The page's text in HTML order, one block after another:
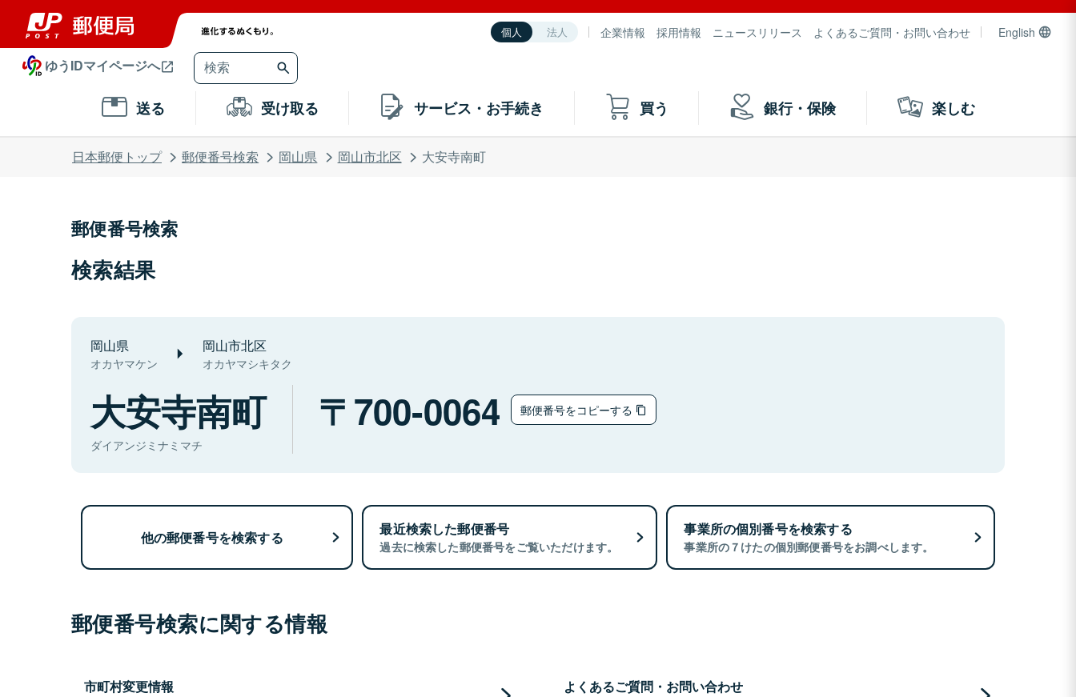
個人 法人 企業情報 採用情報 ニュースリリース よくあるご質問・お問い合わせ English
ゆうIDマイページへ
送る 受け取る サービス・お手続き 買う 銀行・保険 楽しむ
日本郵便トップ 郵便番号検索 岡山県 岡山市北区 大安寺南町
郵便番号検索
検索結果
岡山県
オカヤマケン
岡山市北区
オカヤマシキタク
大安寺南町
ダイアンジミナミマチ
700-0064 郵便番号をコピーする
他の郵便番号を検索する 最近検索した郵便番号
過去に検索した郵便番号をご覧いただけます。
事業所の個別番号を検索する
事業所の７けたの個別郵便番号をお調べします。
郵便番号検索に関する情報
市町村変更情報 よくあるご質問・お問い合わせ